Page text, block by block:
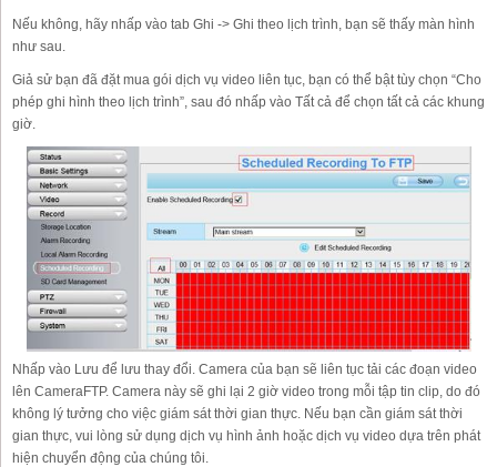
Nếu không, hãy nhấp vào tab Ghi -> Ghi theo lịch trình, bạn sẽ thấy màn hình
như sau.
Giả sử bạn đã đặt mua gói dịch vụ video liên tục, bạn có thể bật tùy chọn “Cho
phép ghi hình theo lịch trình”, sau đó nhấp vào Tất cả để chọn tất cả các khung
giờ.
Nhấp vào Lưu để lưu thay đổi. Camera của bạn sẽ liên tục tải các đoạn video
lên CameraFTP. Camera này sẽ ghi lại 2 giờ video trong mỗi tập tin clip, do đó
không lý tưởng cho việc giám sát thời gian thực. Nếu bạn cần giám sát thời
gian thực, vui lòng sử dụng dịch vụ hình ảnh hoặc dịch vụ video dựa trên phát
hiện chuyển động của chúng tôi.